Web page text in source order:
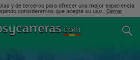
y de terceros para ofrecer una mejor experiencia
consideramos que acepta su uso.. Cerrar